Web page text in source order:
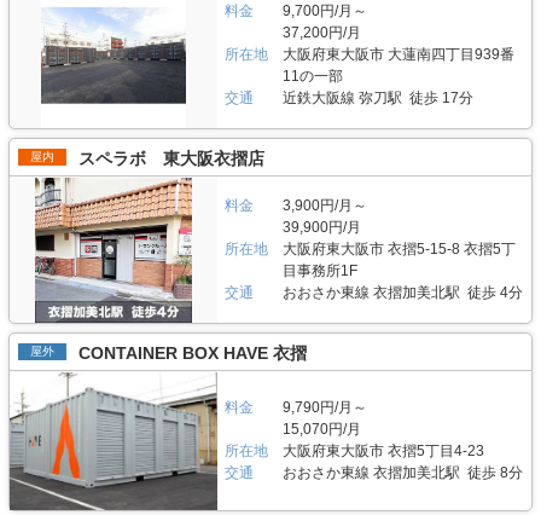
す。 また、屋外にバイク収納が可能な電源付きガレージも設置していて、
お客さんの幅広いニーズに対応できるプレミアムトランクルームです。部室
には、断熱材仕様の二重構造の床・壁・天井を採用し耐久性を重視してお
り、外観は、イナバオリジナルの茶色を基調としポイントに赤を加え、デザ
イン性の工夫もしている高品質なトランクルームです。 主にどんな方がご
利用されているのでしょうか？ 近隣のファミリー層に多くご利用いただい
ています。主な収納物としては季節物やお洋服、趣味の道具や大切なコレク
ションなどが多いです。 大きめの部屋や外のガレージは、資材や工具置き
場として法人様の在庫管理などにもご利用いただいています。また、室内に
は音響設備やアロマを設置するなど、女性でも入りやすい雰囲気を演出して
おります。 セキュリティや安全面について教えてください。 「INABA96西
保木間店（イナバボックス）」は防犯性を高めるために夜間も敷地内をライ
トアップしています。 イナバ物置の部屋にはピッキング対応キーを取り入
れ、出入口はセキュリティカードを使用し契約者様以外は入室できないので
安心して荷物の保管できます。 室内には防犯カメラを設置しており、月1〜
2回社員による巡回も行っています。また、24時間365日いつでも対応いた
だける大手警備会社と導入しているため、万が一の時にも安心してご利用で
きます。 お客様の大切なお荷物を預かるため、空調・換気設備を整えてい
るのはもちろん、二重床の内部には消臭・防湿対策の炭を設置するなど工夫
を行っているハイクオリティな収納空間を提供します。 費用や契約につい
て教えてください。 ご契約では、月々の利用料のほかに保証金と管理手数
料をいただいております。 保証金につきましては交換手数料（1部屋5,000
円/税抜）などを差し引いた後、解約翌月末にお振込みにてご返金いたしま
す。 ネットでのお申し込みも可能ですので、LIFULLトランクルームの
「INABA96西保木間店（イナバボックス）」ページよりお問い合わせくだ
さい。 内覧をご希望の場合はスタッフへお問い合わせください。施設の雰
料金
9,700円/月～
37,200円/月
所在地
大阪府東大阪市 大蓮南四丁目939番
11の一部
交通
近鉄大阪線 弥刀駅 徒歩 17分
屋内 スペラボ 東大阪衣摺店
料金
3,900円/月～
39,900円/月
所在地
大阪府東大阪市 衣摺5-15-8 衣摺5丁
目事務所1F
交通
おおさか東線 衣摺加美北駅 徒歩 4分
屋外 CONTAINER BOX HAVE 衣摺
料金
9,790円/月～
15,070円/月
所在地
大阪府東大阪市 衣摺5丁目4-23
交通
おおさか東線 衣摺加美北駅 徒歩 8分